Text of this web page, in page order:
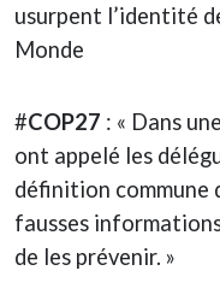
usurpent l’identité
Monde
#COP27 : « Dans
ont appelé les
définition commune
fausses
de les prévenir. »